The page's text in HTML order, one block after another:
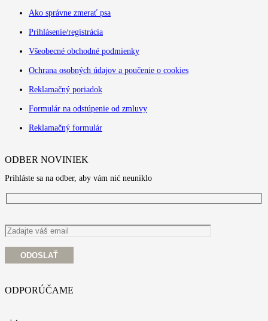
Ako správne zmerať psa
Prihlásenie/registrácia
Všeobecné obchodné podmienky
Ochrana osobných údajov a poučenie o cookies
Reklamačný poriadok
Formulár na odstúpenie od zmluvy
Reklamačný formulár
ODBER NOVINIEK
Prihláste sa na odber, aby vám nić neuniklo
ODPORÚČAME